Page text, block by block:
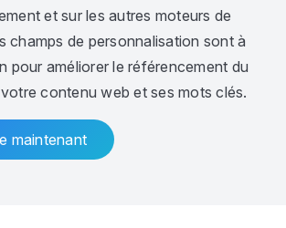
et sur les autres moteurs de
champs de personnalisation sont à
pour améliorer le référencement du
contenu web et ses mots clés.
maintenant